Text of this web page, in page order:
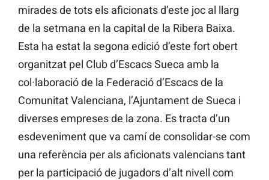
mirades de tots els aficionats d’este joc al llarg
de la setmana en la capital de la Ribera Baixa.
Esta ha estat la segona edició d’este fort obert
organitzat pel Club d’Escacs Sueca amb la
col·laboració de la Federació d’Escacs de la
Comunitat Valenciana, l’Ajuntament de Sueca i
diverses empreses de la zona. Es tracta d’un
esdeveniment que va camí de consolidar-se com
una referència per als aficionats valencians tant
per la participació de jugadors d’alt nivell com